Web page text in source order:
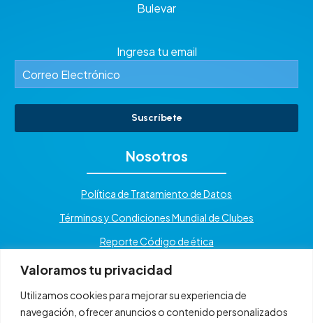
Valoramos tu privacidad
Utilizamos cookies para mejorar su experiencia de
navegación, ofrecer anuncios o contenido personalizados
Bulevar
Ingresa tu email
Suscríbete
Nosotros
Política de Tratamiento de Datos
Términos y Condiciones Mundial de Clubes
Reporte Código de ética